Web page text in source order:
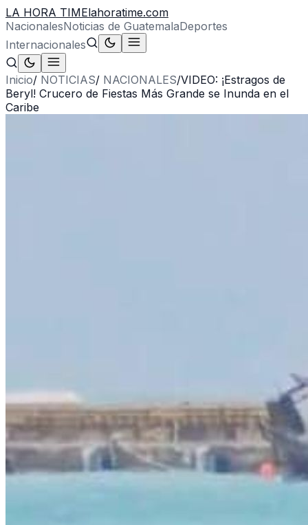
LA HORA TIMElahoratime.com
NacionalesNoticias de GuatemalaDeportes
Internacionales
Inicio/ NOTICIAS/ NACIONALES/VIDEO: ¡Estragos de
Beryl! Crucero de Fiestas Más Grande se Inunda en el
Caribe